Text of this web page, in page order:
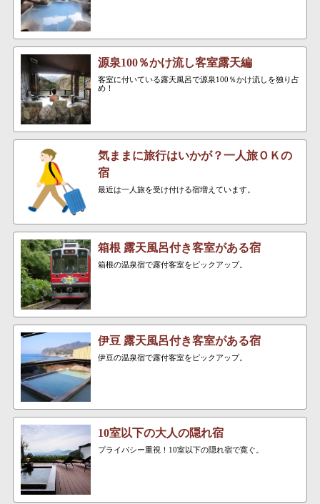
源泉100％かけ流し客室露天編
客室に付いている露天風呂で源泉100％かけ流しを独り占
め！
気ままに旅行はいかが？一人旅ＯＫの
宿
最近は一人旅を受け付ける宿増えています。
箱根 露天風呂付き客室がある宿
箱根の温泉宿で露付客室をピックアップ。
伊豆 露天風呂付き客室がある宿
伊豆の温泉宿で露付客室をピックアップ。
10室以下の大人の隠れ宿
プライバシー重視！10室以下の隠れ宿で寛ぐ。